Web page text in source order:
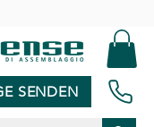
SENDEN